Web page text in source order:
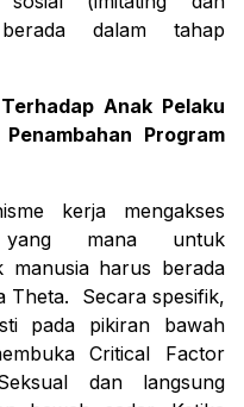
dalam tahap
Anak Pelaku
Program
kerja mengakses
mana untuk
manusia harus berada
Secara spesifik,
pada pikiran bawah
Critical Factor
dan langsung